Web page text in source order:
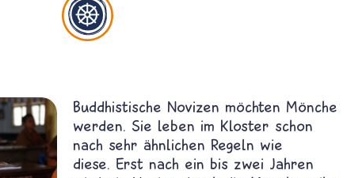
Buddhistische Novizen möchten Mönche
werden. Sie leben im Kloster schon
nach sehr ähnlichen Regeln wie
diese. Erst nach ein bis zwei Jahren